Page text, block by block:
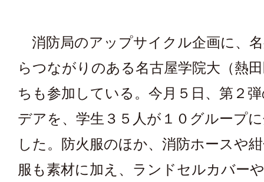
消防局のアップサイクル企画に、
らつながりのある名古屋学院大（熱
ちも参加している。今月５日、第２
デアを、学生３５人が１０グループ
した。防火服のほか、消防ホースや
服も素材に加え、ランドセルカバー